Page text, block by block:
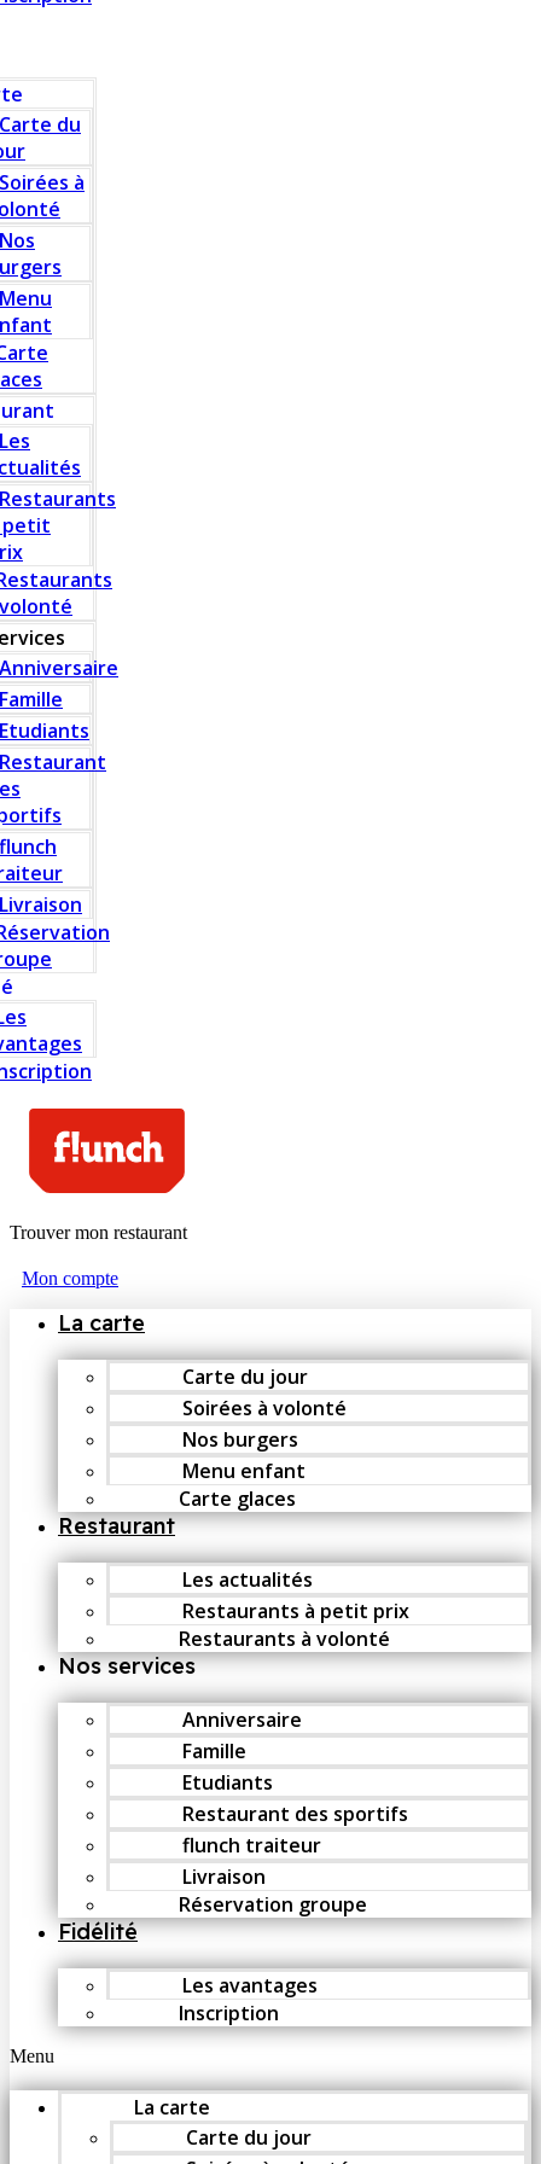
Carte du
Soirées à
Nos
Menu
Les
Restaurants
petit
Anniversaire
Famille
Etudiants
Restaurant
flunch
Livraison
Trouver mon restaurant
Mon compte
La carte
Carte du jour
Soirées à volonté
Nos burgers
Menu enfant
Carte glaces
Restaurant
Les actualités
Restaurants à petit prix
Restaurants à volonté
Nos services
Anniversaire
Famille
Etudiants
Restaurant des sportifs
flunch traiteur
Livraison
Réservation groupe
Fidélité
Les avantages
Inscription
Menu
La carte
Carte du jour